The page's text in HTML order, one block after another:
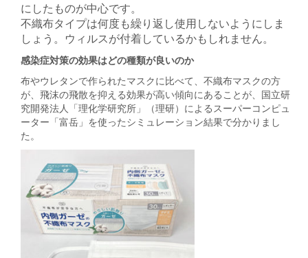
にしたものが中心です。
不織布タイプは何度も繰り返し使用しないようにしま
しょう。ウィルスが付着しているかもしれません。
感染症対策の効果はどの種類が良いのか
布やウレタンで作られたマスクに比べて、不織布マスクの方
が、飛沫の飛散を抑える効果が高い傾向にあることが、国立研
究開発法人「理化学研究所」（理研）によるスーパーコンピュ
ーター「富岳」を使ったシミュレーション結果で分かりまし
た。